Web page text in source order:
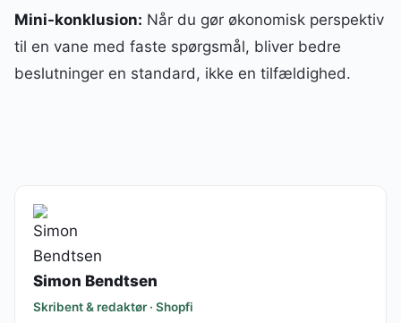
Mini-konklusion: Når du gør økonomisk perspektiv
til en vane med faste spørgsmål, bliver bedre
beslutninger en standard, ikke en tilfældighed.
Simon Bendtsen
Skribent & redaktør · Shopfi